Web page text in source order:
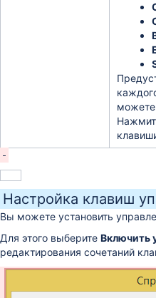
можете
Настройка клавиш
Вы можете установить
Для этого выберите Включить
редактирования сочетаний